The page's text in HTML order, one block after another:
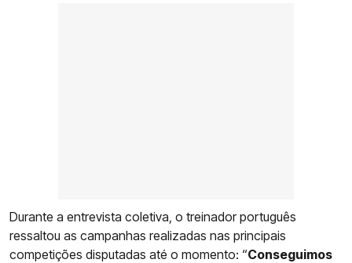
Durante a entrevista coletiva, o treinador português
ressaltou as campanhas realizadas nas principais
competições disputadas até o momento: “Conseguimos